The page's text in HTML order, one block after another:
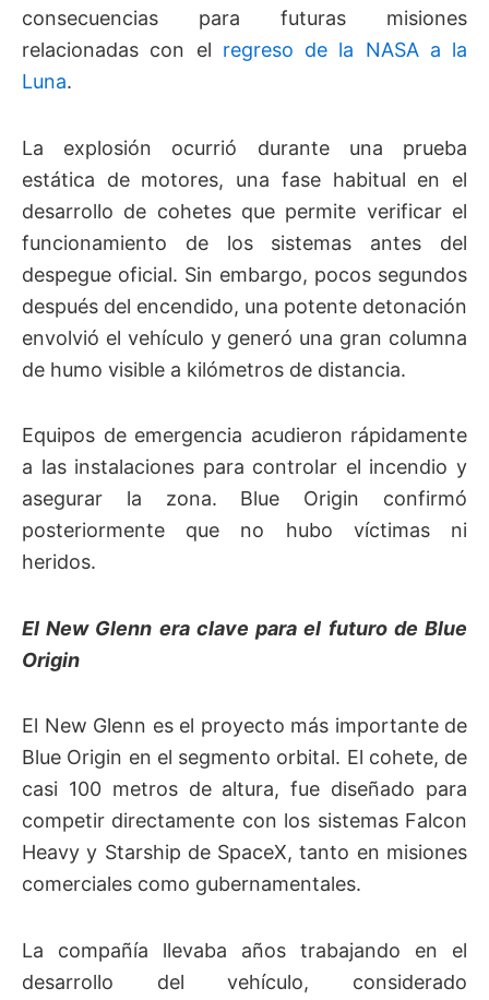
consecuencias para futuras misiones
relacionadas con el regreso de la NASA a la
Luna.
La explosión ocurrió durante una prueba
estática de motores, una fase habitual en el
desarrollo de cohetes que permite verificar el
funcionamiento de los sistemas antes del
despegue oficial. Sin embargo, pocos segundos
después del encendido, una potente detonación
envolvió el vehículo y generó una gran columna
de humo visible a kilómetros de distancia.
Equipos de emergencia acudieron rápidamente
a las instalaciones para controlar el incendio y
asegurar la zona. Blue Origin confirmó
posteriormente que no hubo víctimas ni
heridos.
El New Glenn era clave para el futuro de Blue
Origin
El New Glenn es el proyecto más importante de
Blue Origin en el segmento orbital. El cohete, de
casi 100 metros de altura, fue diseñado para
competir directamente con los sistemas Falcon
Heavy y Starship de SpaceX, tanto en misiones
comerciales como gubernamentales.
La compañía llevaba años trabajando en el
desarrollo del vehículo, considerado